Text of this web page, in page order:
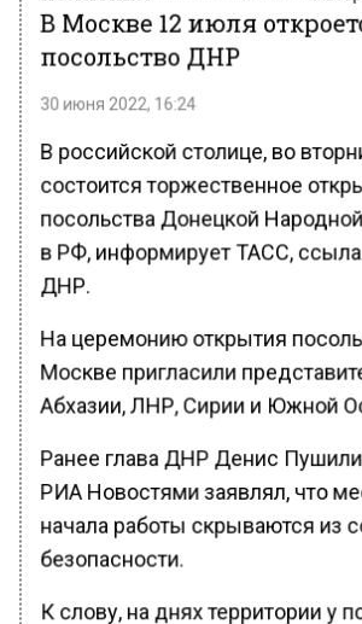
В Москве 12 июля
посольство ДНР
30 июня 2022, 16:24
В российской столице, во
состоится торжественное
посольства Донецкой
в РФ, информирует ТАСС,
ДНР.
На церемонию открытия
Москве пригласили
Абхазии, ЛНР, Сирии и Южной
Ранее глава ДНР Денис
РИА Новостями заявлял, что
начала работы скрываются из
безопасности.
К слову, на днях территории у